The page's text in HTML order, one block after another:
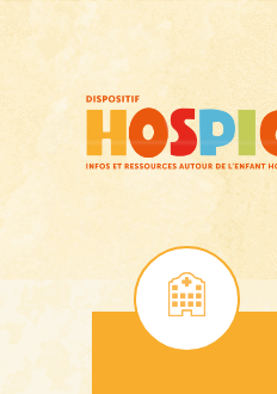
principal